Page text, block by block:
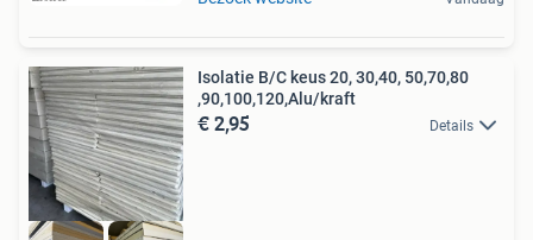
Isolatie B/C keus 20, 30,40, 50,70,80
,90,100,120,Alu/kraft
€ 2,95 Details